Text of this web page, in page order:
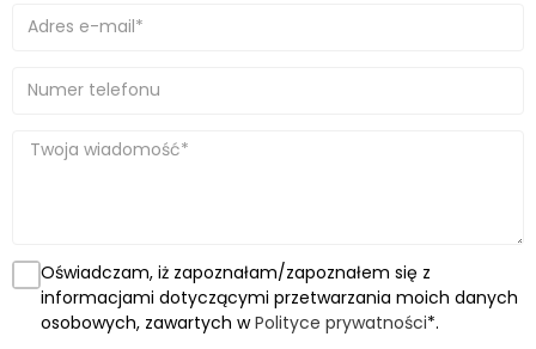
Oświadczam, iż zapoznałam/zapoznałem się z
informacjami dotyczącymi przetwarzania moich danych
osobowych, zawartych wPolityce prywatności*.